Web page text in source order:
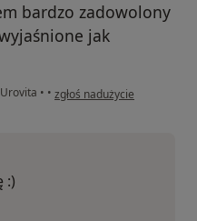
bardzo zadowolony
jak
• • w opinii użytkownika Pawel
zgłoś nadużycie
:)